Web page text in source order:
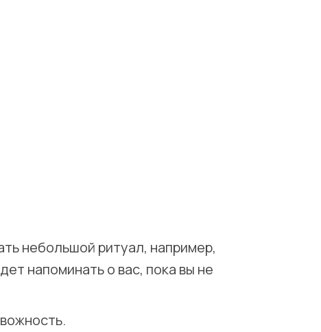
небольшой ритуал, например,
напоминать о вас, пока вы не